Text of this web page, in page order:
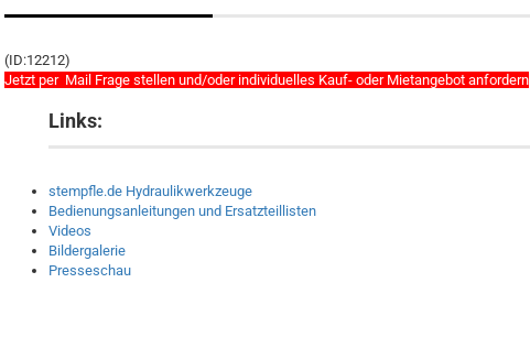
(ID:12212)
Jetzt per Mail Frage stellen und/oder individuelles Kauf- oder Mietangebot anfordern
Links:
stempfle.de Hydraulikwerkzeuge
Bedienungsanleitungen und Ersatzteillisten
Videos
Bildergalerie
Presseschau